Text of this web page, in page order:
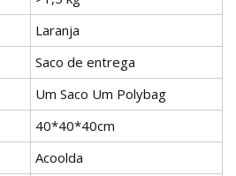
Laranja
Saco de entrega
Um Saco Um Polybag
40*40*40cm
Acoolda